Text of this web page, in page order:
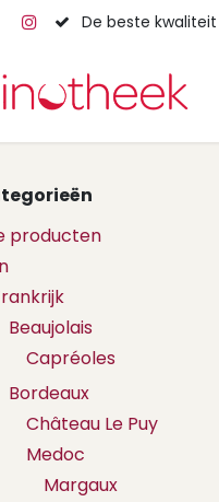
De beste kwaliteit
producten
Beaujolais
Capréoles
Bordeaux
Château Le Puy
Medoc
Margaux